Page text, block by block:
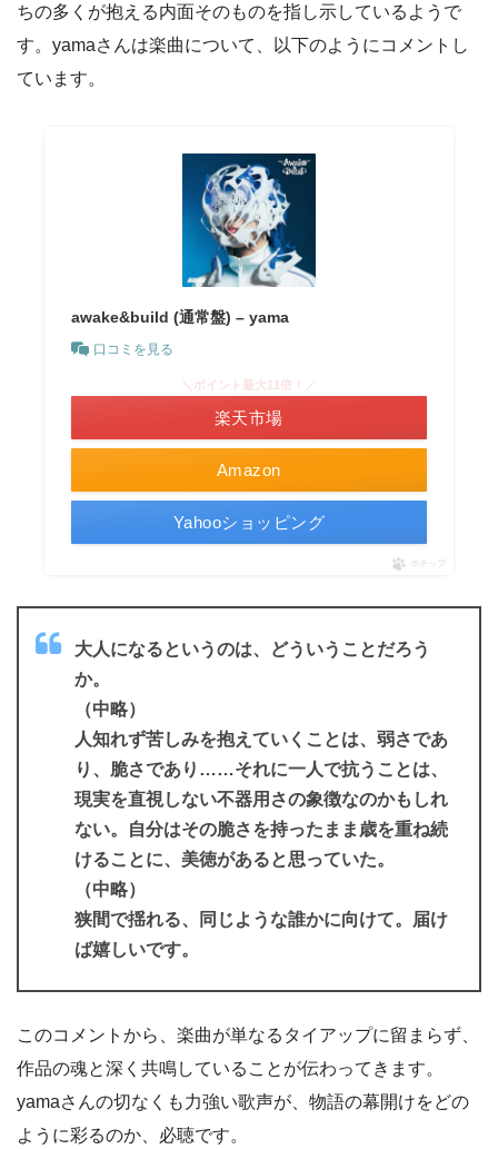
ちの多くが抱える内面そのものを指し示しているようで
す。yamaさんは楽曲について、以下のようにコメントし
ています。
awake&build (通常盤) – yama
口コミを見る
Amazon
＼ポイント最大11倍！／
楽天市場
Yahooショッピング
ポチップ
大人になるというのは、どういうことだろう
か。
（中略）
人知れず苦しみを抱えていくことは、弱さであ
り、脆さであり……それに一人で抗うことは、
現実を直視しない不器用さの象徴なのかもしれ
ない。自分はその脆さを持ったまま歳を重ね続
けることに、美徳があると思っていた。
（中略）
狭間で揺れる、同じような誰かに向けて。届け
ば嬉しいです。
このコメントから、楽曲が単なるタイアップに留まらず、
作品の魂と深く共鳴していることが伝わってきます。
yamaさんの切なくも力強い歌声が、物語の幕開けをどの
ように彩るのか、必聴です。